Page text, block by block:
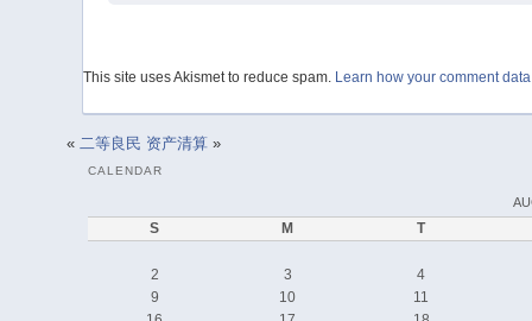
This site uses Akismet to reduce spam. Learn how your comment
« 二等良民 资产清算»
CALENDAR
S M T
2 3
4
9
10
11